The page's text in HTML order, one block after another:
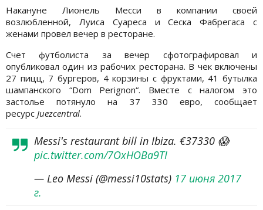
Накануне Лионель Месси в компании своей
возлюбленной, Луиса Суареса и Сеска Фабрегаса с
женами провел вечер в ресторане.
Счет футболиста за вечер сфотографировал и
опубликовал один из рабочих ресторана. В чек включены
27 пицц, 7 бургеров, 4 корзины с фруктами, 41 бутылка
шампанского “Dom Perignon“. Вместе с налогом это
застолье потянуло на 37 330 евро, сообщает
ресурс Juezcentral.
Messi's restaurant bill in Ibiza. €37330 😱
pic.twitter.com/7OxHOBa9TI
— Leo Messi (@messi10stats) 17 июня 2017
г.